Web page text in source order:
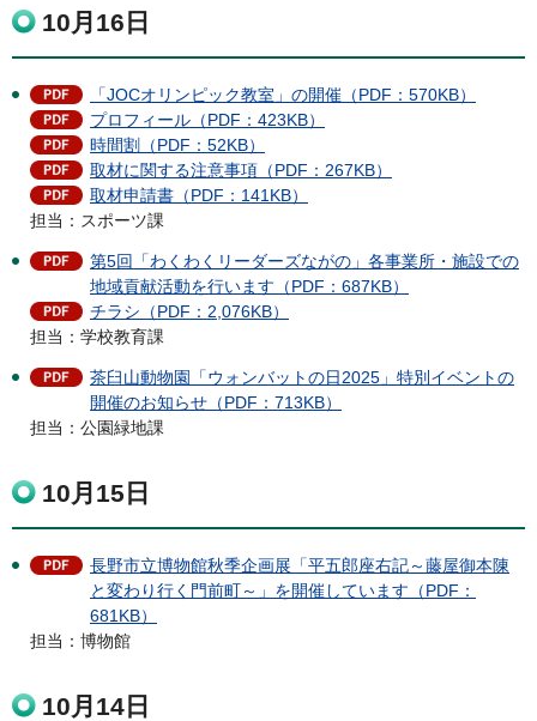
10月16日
「JOCオリンピック教室」の開催（PDF：570KB）
プロフィール（PDF：423KB）
時間割（PDF：52KB）
取材に関する注意事項（PDF：267KB）
取材申請書（PDF：141KB）
担当：スポーツ課
第5回「わくわくリーダーズながの」各事業所・施設での
地域貢献活動を行います（PDF：687KB）
チラシ（PDF：2,076KB）
担当：学校教育課
茶臼山動物園「ウォンバットの日2025」特別イベントの
開催のお知らせ（PDF：713KB）
担当：公園緑地課
10月15日
長野市立博物館秋季企画展「平五郎座右記～藤屋御本陳
と変わり行く門前町～」を開催しています（PDF：
681KB）
担当：博物館
10月14日